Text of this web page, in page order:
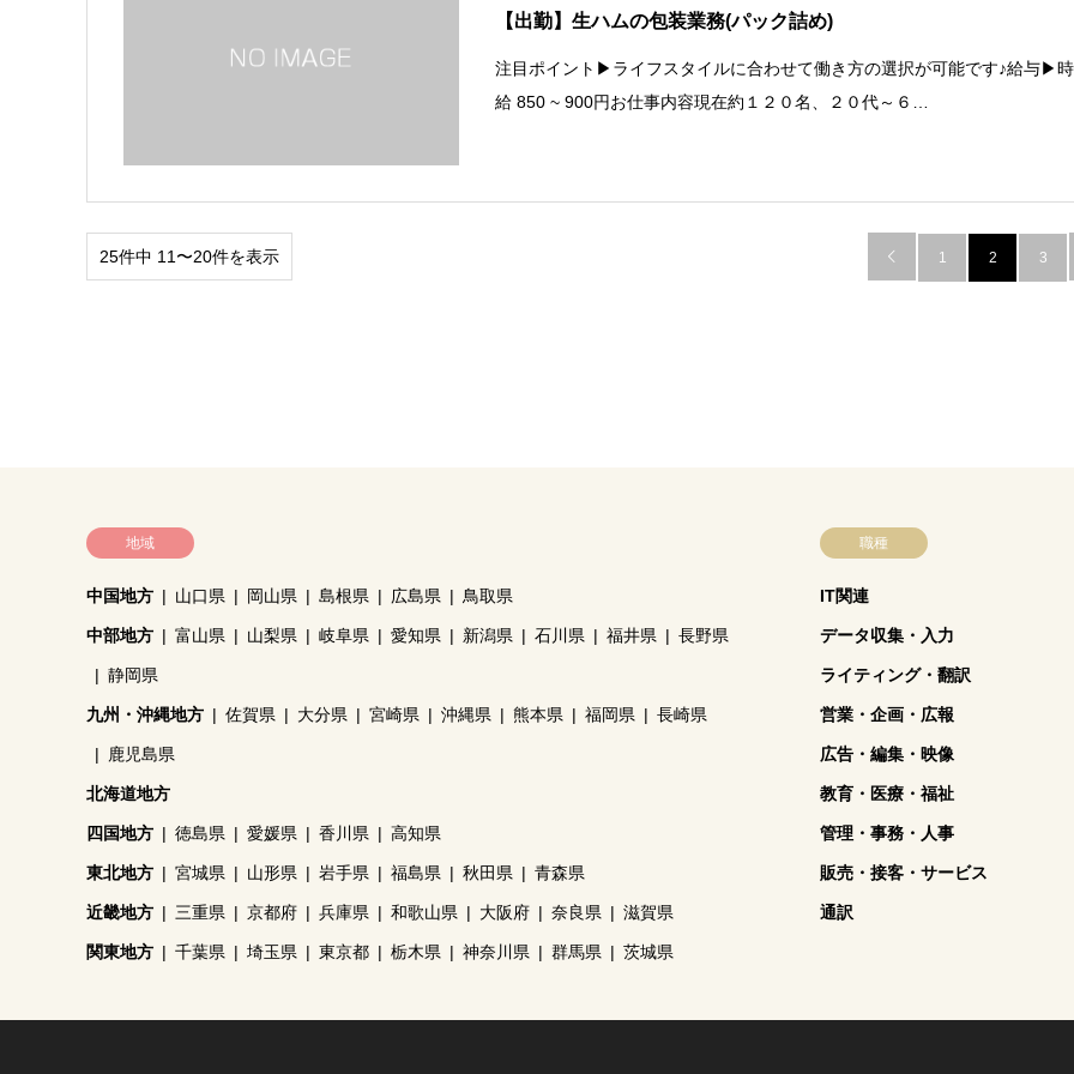
【出勤】生ハムの包装業務(パック詰め)
注目ポイント▶ライフスタイルに合わせて働き方の選択が可能です♪給与▶時
給 850 ~ 900円お仕事内容現在約１２０名、２０代～６…
25件中 11〜20件を表示  1 2 3
地域
中国地方 山口県 岡山県 島根県 広島県 鳥取県
中部地方 富山県 山梨県 岐阜県 愛知県 新潟県 石川県 福井県 長野県
静岡県
九州・沖縄地方 佐賀県 大分県 宮崎県 沖縄県 熊本県 福岡県 長崎県
鹿児島県
北海道地方
四国地方 徳島県 愛媛県 香川県 高知県
東北地方 宮城県 山形県 岩手県 福島県 秋田県 青森県
近畿地方 三重県 京都府 兵庫県 和歌山県 大阪府 奈良県 滋賀県
関東地方 千葉県 埼玉県 東京都 栃木県 神奈川県 群馬県 茨城県
職種
IT関連
データ収集・入力
ライティング・翻訳
営業・企画・広報
広告・編集・映像
教育・医療・福祉
管理・事務・人事
販売・接客・サービス
通訳